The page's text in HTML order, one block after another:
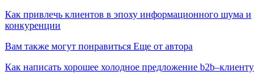
Как привлечь клиентов в эпоху информационного шума и
конкуренции
Вам также могут понравиться Еще от автора
Как написать хорошее холодное предложение b2b–клиенту